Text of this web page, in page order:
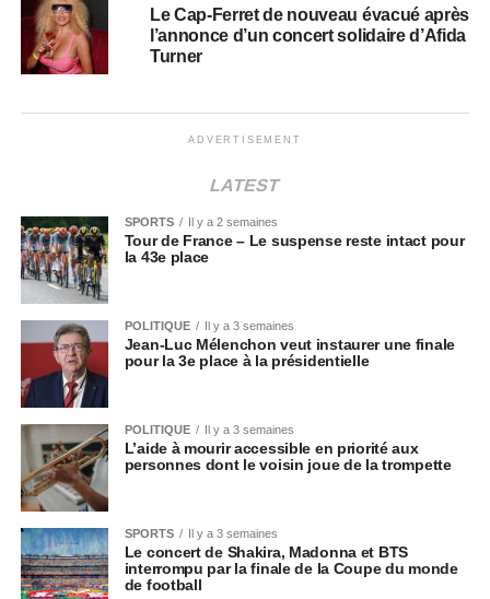
Le Cap-Ferret de nouveau évacué après
l’annonce d’un concert solidaire d’Afida
Turner
ADVERTISEMENT
LATEST
SPORTS Il y a 2 semaines
Tour de France – Le suspense reste intact pour
la 43e place
POLITIQUE Il y a 3 semaines
Jean-Luc Mélenchon veut instaurer une finale
pour la 3e place à la présidentielle
POLITIQUE Il y a 3 semaines
L’aide à mourir accessible en priorité aux
personnes dont le voisin joue de la trompette
SPORTS Il y a 3 semaines
Le concert de Shakira, Madonna et BTS
interrompu par la finale de la Coupe du monde
de football